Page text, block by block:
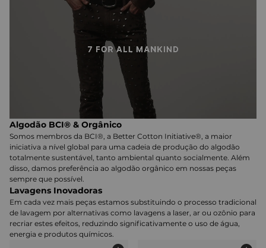
Algodão BCI® & Orgânico
Somos membros da BCI®, a Better Cotton Initiative®, a maior
iniciativa a nível global para uma cadeia de produção do algodão
totalmente sustentável, tanto ambiental quanto socialmente. Além
disso, damos preferência ao algodão orgânico em nossas peças
sempre que possível.
Lavagens Inovadoras
Em cada vez mais peças estamos substituindo o processo tradicional
de lavagem por alternativas como lavagens a laser, ar ou ozônio para
recriar estes efeitos, reduzindo significativamente o uso de água,
energia e produtos químicos.